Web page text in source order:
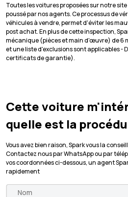
Toutes les voitures proposées sur notre
poussé par nos agents. Ce processus de
véhicules à vendre, permet d'éviter les
post achat. En plus de cette inspection,
mécanique (pièces et main d'œuvre) de 6
et une liste d'exclusions sont applicables -
certificats de garantie).
Cette voiture
quelle est la
Vous avez bien raison, Spark vous la
Contactez nous par WhatsApp ou par
vos coordonnées ci-dessous, un agent
rapidement